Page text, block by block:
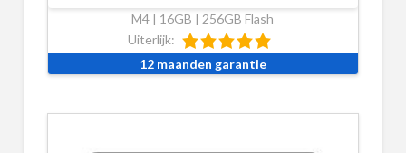
M4 | 16GB | 256GB Flash
Uiterlijk:
12 maanden garantie